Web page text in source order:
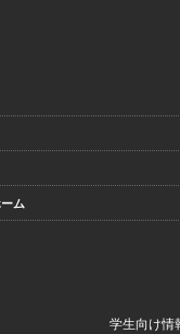
ム
学生向け情